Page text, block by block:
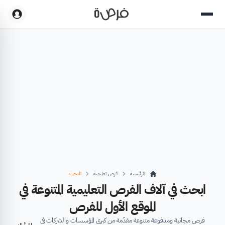
الرئيسية فرص تعليمية البحث
ابحث في آلاف الفرص التعليمية المتنوعة في
الموقع الأول للفرص
فرص مجانية ومدفوعة متنوعة مقدّمة من كبرى المؤسسات والشركات في